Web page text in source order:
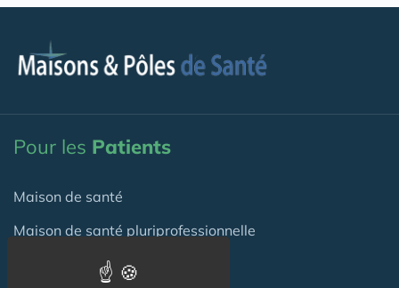
Pour les Patients
Maison de santé
Maison de santé pluriprofessionnelle
Centre de Santé